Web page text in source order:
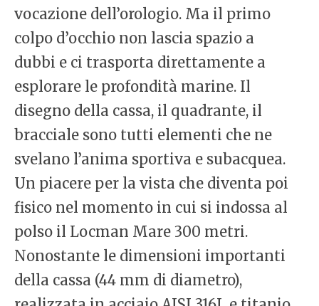
vocazione dell’orologio. Ma il primo
colpo d’occhio non lascia spazio a
dubbi e ci trasporta direttamente a
esplorare le profondità marine. Il
disegno della cassa, il quadrante, il
bracciale sono tutti elementi che ne
svelano l’anima sportiva e subacquea.
Un piacere per la vista che diventa poi
fisico nel momento in cui si indossa al
polso il Locman Mare 300 metri.
Nonostante le dimensioni importanti
della cassa (44 mm di diametro),